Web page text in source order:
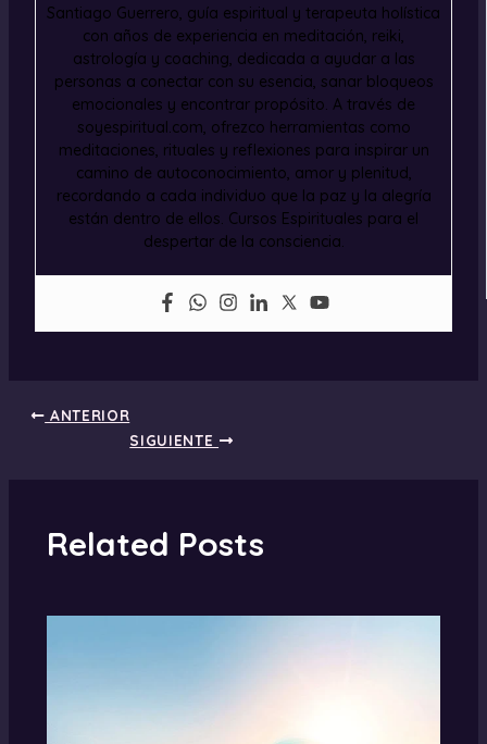
Santiago Guerrero, guía espiritual y terapeuta holística
con años de experiencia en meditación, reiki,
astrología y coaching, dedicada a ayudar a las
personas a conectar con su esencia, sanar bloqueos
emocionales y encontrar propósito. A través de
soyespiritual.com, ofrezco herramientas como
meditaciones, rituales y reflexiones para inspirar un
camino de autoconocimiento, amor y plenitud,
recordando a cada individuo que la paz y la alegría
están dentro de ellos. Cursos Espirituales para el
despertar de la consciencia.
ANTERIOR
SIGUIENTE
Related Posts